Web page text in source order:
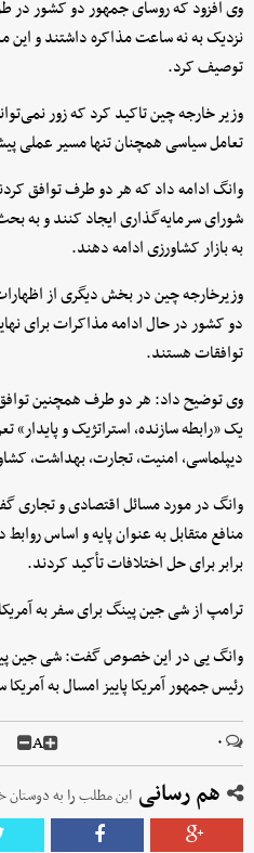
وی افزود که روسای جمهور دو کشور در
نزدیک به نه ساعت مذاکره داشتند و این
توصیف کرد.
وزیر خارجه چین تاکید کرد که زور
تعامل سیاسی همچنان تنها مسیر عملی
وانگ ادامه داد که هر دو طرف توافق
شورای سرمایه‌گذاری ایجاد کنند و به
به بازار کشاورزی ادامه دهند.
وزیرخارجه چین در بخش دیگری از
دو کشور در حال ادامه مذاکرات برای
توافقات هستند.
وی توضیح داد: هر دو طرف همچنین توافق
یک «رابطه سازنده، استراتژیک و
دیپلماسی، امنیت، تجارت، بهداشت،
وانگ در مورد مسائل اقتصادی و تجاری
منافع متقابل به عنوان پایه و اساس
برابر برای حل اختلافات تأکید کردند.
ترامپ از شی جین پینگ برای سفر به آمریکا در ۲۴ سپتامبر
وانگ یی در این خصوص گفت: شی جین
رئیس جمهور آمریکا پاییز امسال به
۰ A
هم رسانی این مطلب را به دوستان